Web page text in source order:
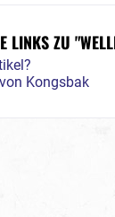
LINKS ZU
Kongsbak